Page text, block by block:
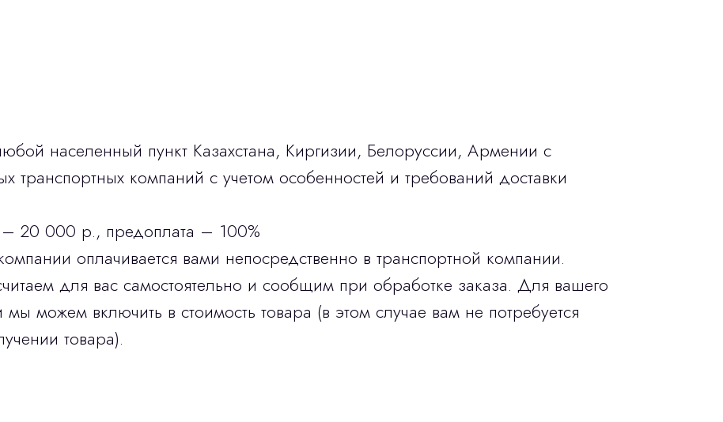
населенный пункт Казахстана, Киргизии, Белоруссии, Армении с
транспортных компаний с учетом особенностей и требований доставки
20 000 р., предоплата – 100%
оплачивается вами непосредственно в транспортной компании.
для вас самостоятельно и сообщим при обработке заказа. Для вашего
мы можем включить в стоимость товара (в этом случае вам не потребуется
товара).